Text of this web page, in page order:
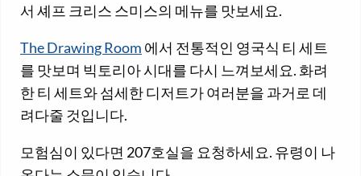
서 셰프 크리스 스미스의 메뉴를 맛보세요.
The Drawing Room 에서 전통적인 영국식 티 세트
를 맛보며 빅토리아 시대를 다시 느껴보세요. 화려
한 티 세트와 섬세한 디저트가 여러분을 과거로 데
려다줄 것입니다.
모험심이 있다면 207호실을 요청하세요. 유령이 나